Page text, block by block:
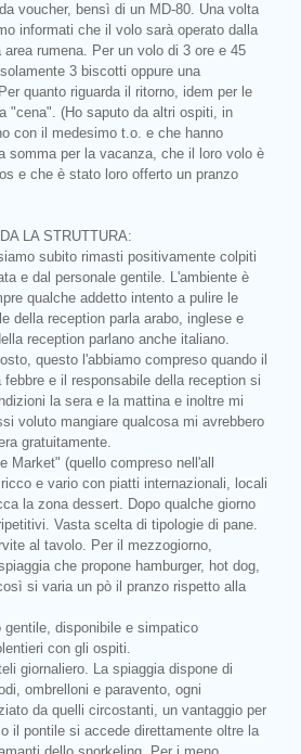
voucher, bensì di un MD-80. Una volta
informati che il volo sarà operato dalla
area rumena. Per un volo di 3 ore e 45
3 biscotti oppure una
quanto riguarda il ritorno, idem per le
"cena". (Ho saputo da altri ospiti, in
con il medesimo t.o. e che hanno
somma per la vacanza, che il loro volo è
e che è stato loro offerto un pranzo
LA STRUTTURA:
subito rimasti positivamente colpiti
e dal personale gentile. L'ambiente è
qualche addetto intento a pulire le
della reception parla arabo, inglese e
reception parlano anche italiano.
questo l'abbiamo compreso quando il
e il responsabile della reception si
la sera e la mattina e inoltre mi
voluto mangiare qualcosa mi avrebbero
gratuitamente.
Market" (quello compreso nell'all
e vario con piatti internazionali, locali
la zona dessert. Dopo qualche giorno
Vasta scelta di tipologie di pane.
al tavolo. Per il mezzogiorno,
che propone hamburger, hot dog,
si varia un pò il pranzo rispetto alla
gentile, disponibile e simpatico
con gli ospiti.
giornaliero. La spiaggia dispone di
ombrelloni e paravento, ogni
da quelli circostanti, un vantaggio per
il pontile si accede direttamente oltre la